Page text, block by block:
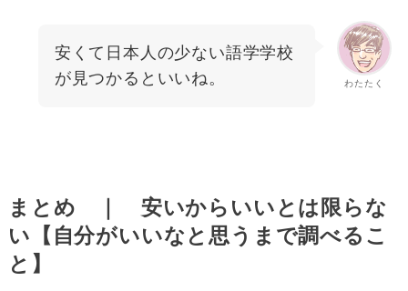
わたたく
安くて日本人の少ない語学学校
が見つかるといいね。
まとめ ｜ 安いからいいとは限らな
い【自分がいいなと思うまで調べるこ
と】